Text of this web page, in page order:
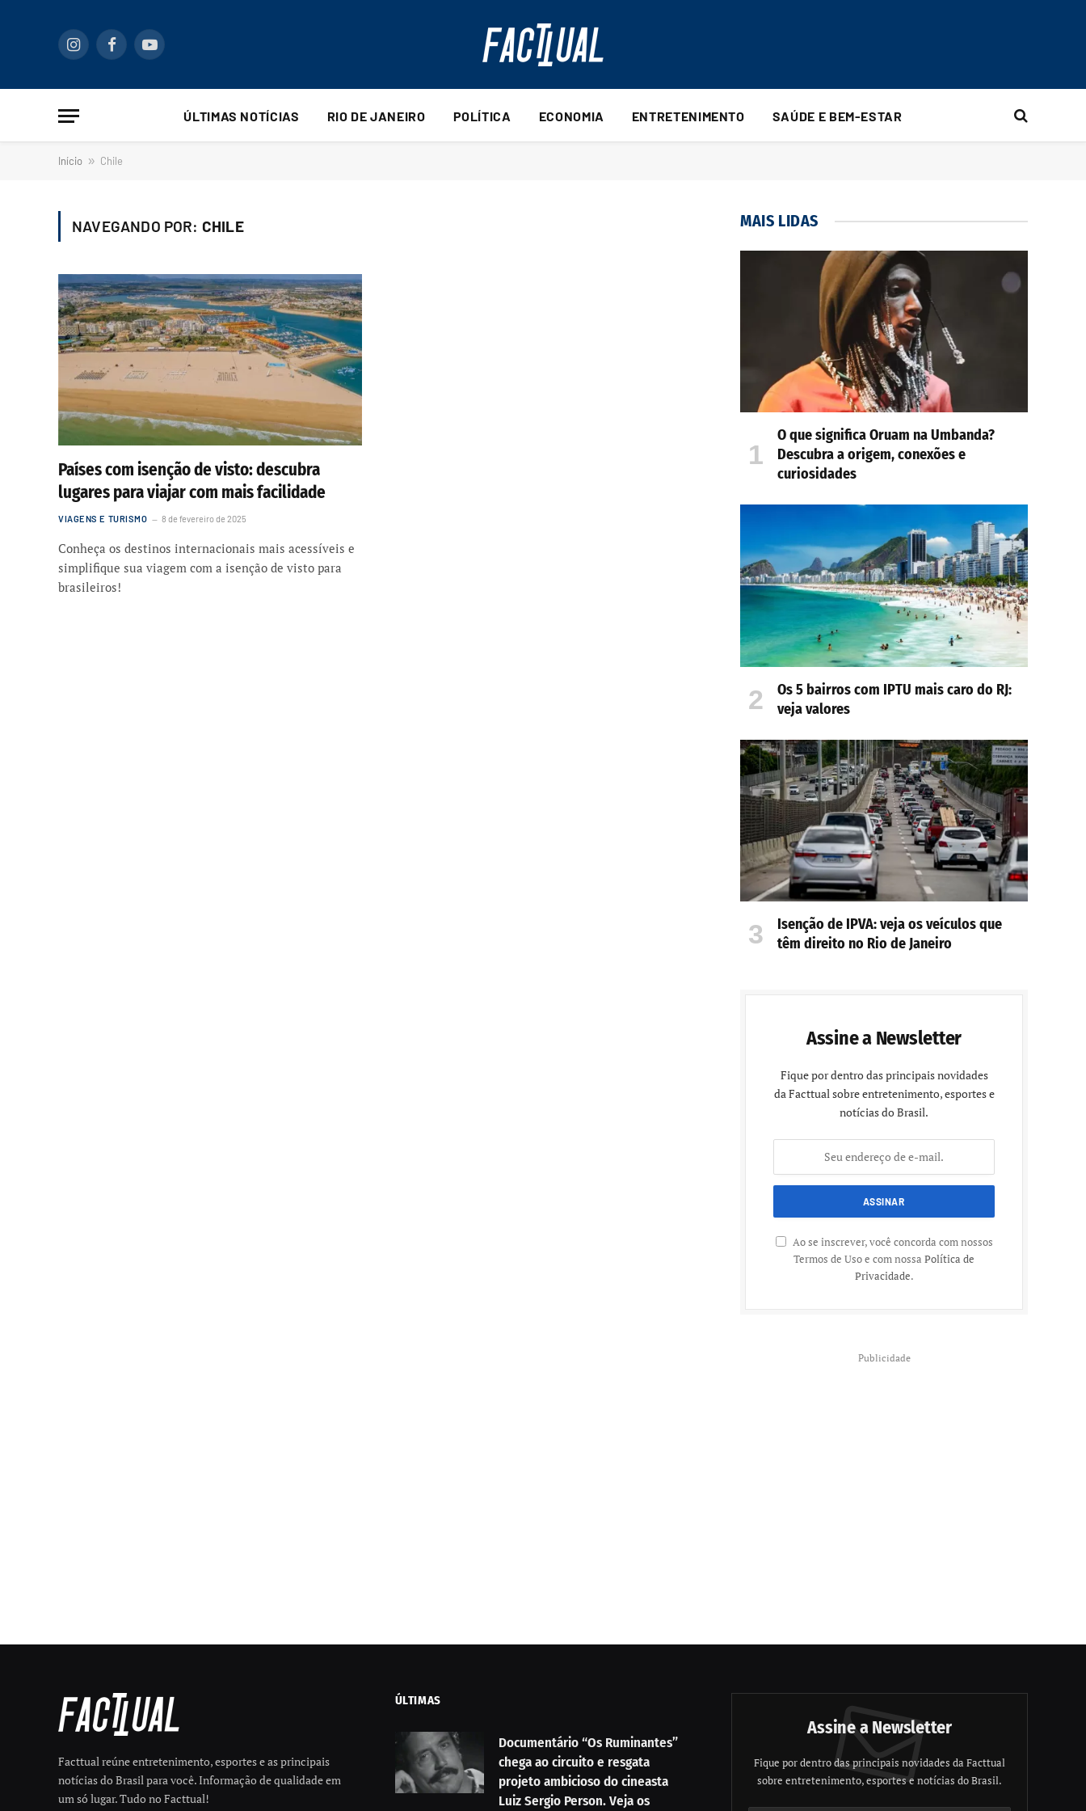
InstagramFacebookYouTube
ÚLTIMAS NOTÍCIAS RIO DE JANEIRO POLÍTICA ECONOMIA ENTRETENIMENTO SAÚDE E BEM-ESTAR
Início » Chile
NAVEGANDO POR: CHILE
Países com isenção de visto: descubra
lugares para viajar com mais facilidade
VIAGENS E TURISMO 8 de fevereiro de 2025
Conheça os destinos internacionais mais acessíveis e
simplifique sua viagem com a isenção de visto para
brasileiros!
MAIS LIDAS
O que significa Oruam na Umbanda?
Descubra a origem, conexões e
curiosidades
Os 5 bairros com IPTU mais caro do RJ:
veja valores
Isenção de IPVA: veja os veículos que
têm direito no Rio de Janeiro
Assine a Newsletter
Fique por dentro das principais novidades
da Facttual sobre entretenimento, esportes e
notícias do Brasil.
Ao se inscrever, você concorda com nossos
Termos de Uso e com nossa Política de
Privacidade.
Publicidade
Facttual reúne entretenimento, esportes e as principais
notícias do Brasil para você. Informação de qualidade em
um só lugar. Tudo no Facttual!
ÚLTIMAS
Documentário “Os Ruminantes”
chega ao circuito e resgata
projeto ambicioso do cineasta
Luiz Sergio Person. Veja os
Assine a Newsletter
Fique por dentro das principais novidades da Facttual
sobre entretenimento, esportes e notícias do Brasil.